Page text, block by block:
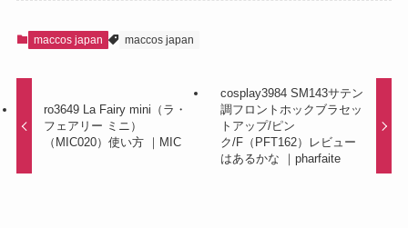
maccos japan maccos japan
ro3649 La Fairy mini（ラ・
フェアリー ミニ）
（MIC020）使い方 ｜MIC
cosplay3984 SM143サテン
調フロントホックブラセッ
トアップ/ピン
ク/F（PFT162）レビュー
はあるかな ｜pharfaite